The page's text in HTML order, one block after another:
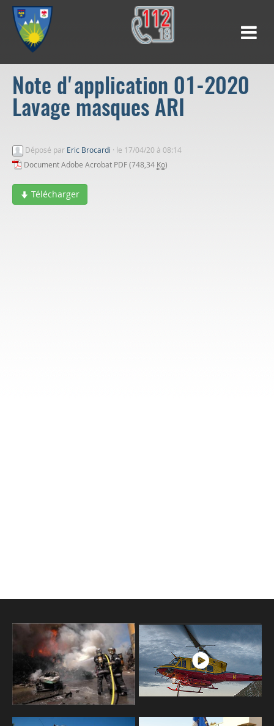
Note d'application 01-2020
Lavage masques ARI
Déposé par Eric Brocardi · le 17/04/20 à 08:14
Document Adobe Acrobat PDF (748,34 Ko)
Télécharger